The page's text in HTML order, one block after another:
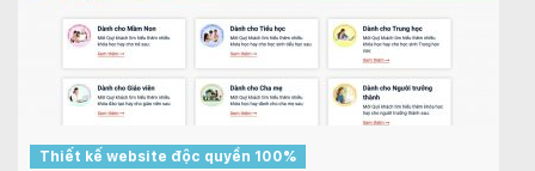
Thiết kế website độc quyền 100%